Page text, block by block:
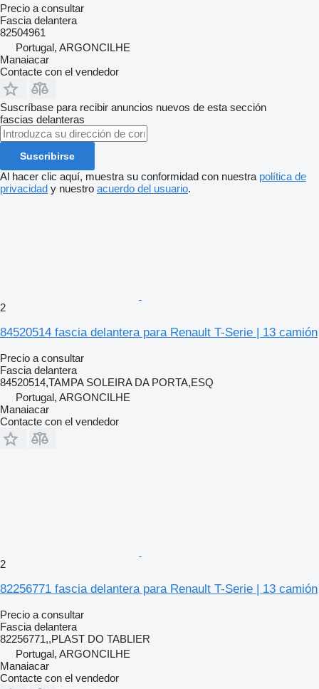
Precio a consultar
Fascia delantera
82504961
Portugal, ARGONCILHE
Manaiacar
Contacte con el vendedor
Suscríbase para recibir anuncios nuevos de esta sección
fascias delanteras
Suscribirse
Al hacer clic aquí, muestra su conformidad con nuestra política de
privacidad y nuestro acuerdo del usuario.
2
84520514 fascia delantera para Renault T-Serie | 13 camión
Precio a consultar
Fascia delantera
84520514,TAMPA SOLEIRA DA PORTA,ESQ
Portugal, ARGONCILHE
Manaiacar
Contacte con el vendedor
2
82256771 fascia delantera para Renault T-Serie | 13 camión
Precio a consultar
Fascia delantera
82256771,,PLAST DO TABLIER
Portugal, ARGONCILHE
Manaiacar
Contacte con el vendedor